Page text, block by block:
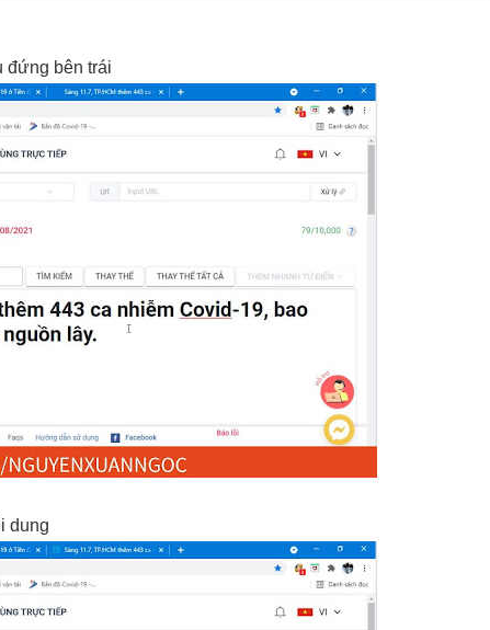
đứng bên trái
dung